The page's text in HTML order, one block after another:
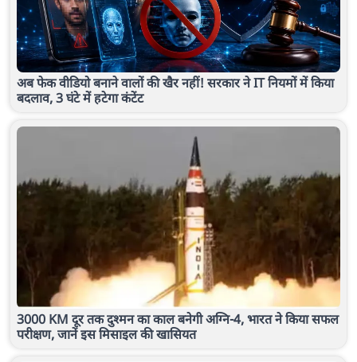
अब फेक वीडियो बनाने वालों की खैर नहीं! सरकार ने IT नियमों में किया
बदलाव, 3 घंटे में हटेगा कंटेंट
3000 KM दूर तक दुश्मन का काल बनेगी अग्नि-4, भारत ने किया सफल
परीक्षण, जानें इस मिसाइल की खासियत